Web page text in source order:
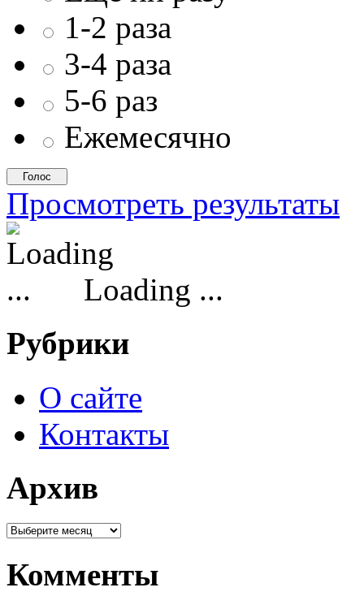
1-2 раза
3-4 раза
5-6 раз
Ежемесячно
Просмотреть результаты
Loading ...
Рубрики
О сайте
Контакты
Архив
Комменты